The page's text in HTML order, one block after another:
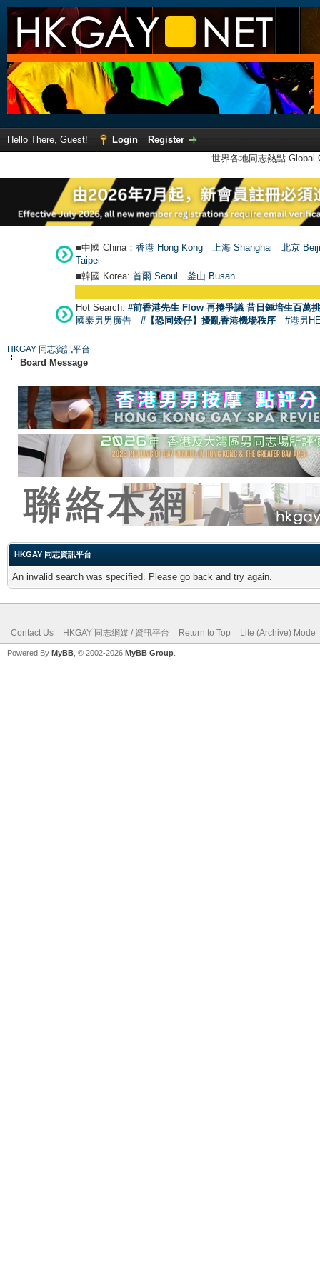
Hello There, Guest! Login
Register
世界各地同志熱點
■中國 China： 香港 Hong Kong 上海 Shanghai
北京
Taipei
■韓國 Korea: 首爾 Seoul 釜山 Busan
Hot Search: #前香港先生 Flow 再捲爭議 昔日鍾培生百萬
國泰男男廣告
#【恐同矮仔】擾亂香港機場秩序 #港男
HKGAY 同志資訊平台
Board Message
HKGAY 同志資訊平台
An invalid search was specified. Please go back and try again.
Contact Us HKGAY 同志網媒 / 資訊平台 Return to Top Lite (Archive) Mode
Powered By MyBB , © 2002-2026 MyBB Group